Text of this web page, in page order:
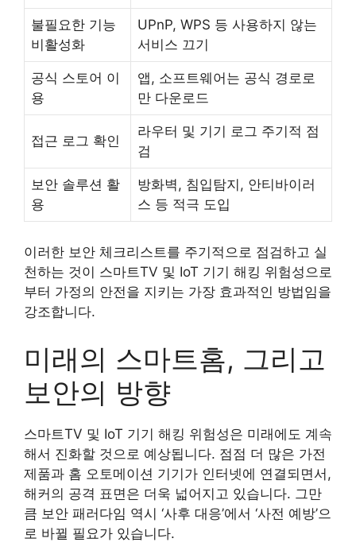
불필요한 기능
비활성화
UPnP, WPS 등 사용하지 않는
서비스 끄기
공식 스토어 이
용
앱, 소프트웨어는 공식 경로로
만 다운로드
접근 로그 확인
라우터 및 기기 로그 주기적 점
검
보안 솔루션 활
용
방화벽, 침입탐지, 안티바이러
스 등 적극 도입
이러한 보안 체크리스트를 주기적으로 점검하고 실
천하는 것이 스마트TV 및 IoT 기기 해킹 위험성으로
부터 가정의 안전을 지키는 가장 효과적인 방법임을
강조합니다.
미래의 스마트홈, 그리고
보안의 방향
스마트TV 및 IoT 기기 해킹 위험성은 미래에도 계속
해서 진화할 것으로 예상됩니다. 점점 더 많은 가전
제품과 홈 오토메이션 기기가 인터넷에 연결되면서,
해커의 공격 표면은 더욱 넓어지고 있습니다. 그만
큼 보안 패러다임 역시 ‘사후 대응’에서 ‘사전 예방’으
로 바뀔 필요가 있습니다.